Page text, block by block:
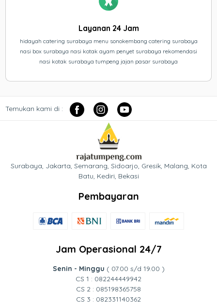
Layanan 24 Jam
hidayah catering surabaya menu sonokembang catering surabaya
nasi box surabaya nasi kotak ayam penyet surabaya rekomendasi
nasi kotak surabaya tumpeng jajan pasar surabaya
Temukan kami di :
Surabaya, Jakarta, Semarang, Sidoarjo, Gresik, Malang, Kota
Batu, Kediri, Bekasi
Pembayaran
Jam Operasional 24/7
Senin - Minggu ( 07.00 s/d 19.00 )
CS 1 : 082244449942
CS 2 : 085198365758
CS 3 : 082331140362